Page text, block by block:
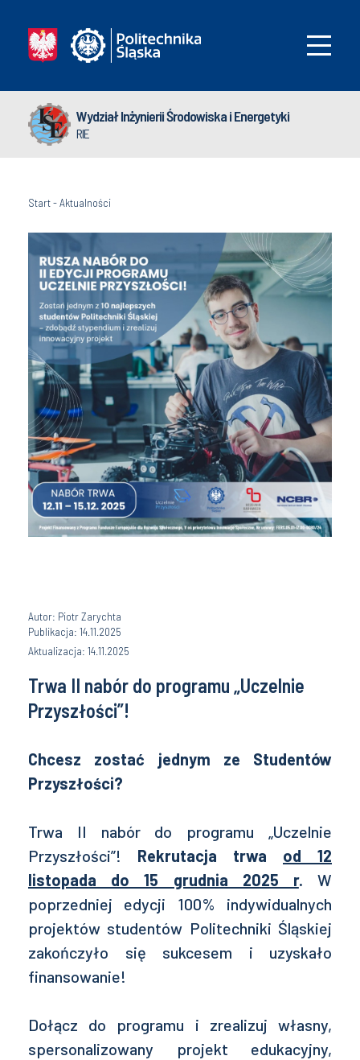
Wydział Inżynierii Środowiska i Energetyki
RIE
Start-Aktualności
Autor: Piotr Zarychta
Publikacja: 14.11.2025
Aktualizacja: 14.11.2025
Trwa II nabór do programu „Uczelnie
Przyszłości”!
Chcesz zostać jednym ze Studentów
Przyszłości?
Trwa II nabór do programu „Uczelnie
Przyszłości”! Rekrutacja trwa od 12
listopada do 15 grudnia 2025 r. W
poprzedniej edycji 100% indywidualnych
projektów studentów Politechniki Śląskiej
zakończyło się sukcesem i uzyskało
finansowanie!
Dołącz do programu i zrealizuj własny,
spersonalizowany projekt edukacyjny,